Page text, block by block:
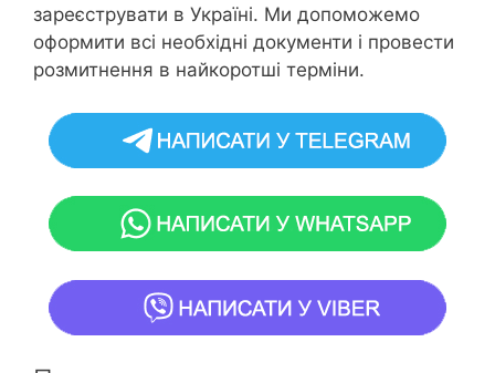
зареєструвати в Україні. Ми допоможемо
оформити всі необхідні документи і провести
розмитнення в найкоротші терміни.